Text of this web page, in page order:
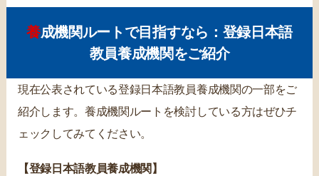
養成機関ルートで目指すなら：登録日本語
教員養成機関をご紹介
現在公表されている登録日本語教員養成機関の一部をご
紹介します。養成機関ルートを検討している方はぜひチ
ェックしてみてください。
【登録日本語教員養成機関】